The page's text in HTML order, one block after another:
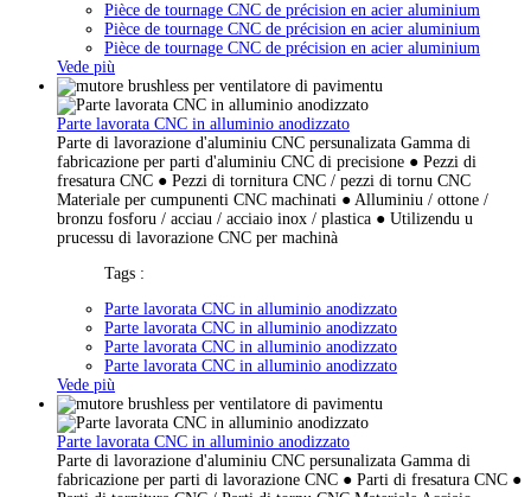
Pièce de tournage CNC de précision en acier aluminium
Pièce de tournage CNC de précision en acier aluminium
Pièce de tournage CNC de précision en acier aluminium
Vede più
Parte lavorata CNC in alluminio anodizzato
Parte di lavorazione d'aluminiu CNC persunalizata Gamma di
fabricazione per parti d'aluminiu CNC di precisione ● Pezzi di
fresatura CNC ● Pezzi di tornitura CNC / pezzi di tornu CNC
Materiale per cumpunenti CNC machinati ● Alluminiu / ottone /
bronzu fosforu / acciau / acciaio inox / plastica ● Utilizendu u
prucessu di lavorazione CNC per machinà
Tags :
Parte lavorata CNC in alluminio anodizzato
Parte lavorata CNC in alluminio anodizzato
Parte lavorata CNC in alluminio anodizzato
Parte lavorata CNC in alluminio anodizzato
Vede più
Parte lavorata CNC in alluminio anodizzato
Parte di lavorazione d'aluminiu CNC persunalizata Gamma di
fabricazione per parti di lavorazione CNC ● Parti di fresatura CNC ●